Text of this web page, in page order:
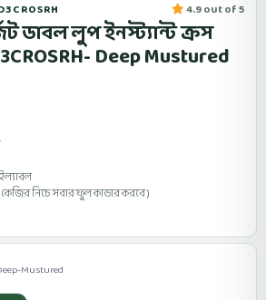
4.9 out of 5
ডাবল লুপ ইনস্ট্যান্ট ক্রস
Deep Mustured
নিচে সবার ফুল কাভার করবে )
Mustured